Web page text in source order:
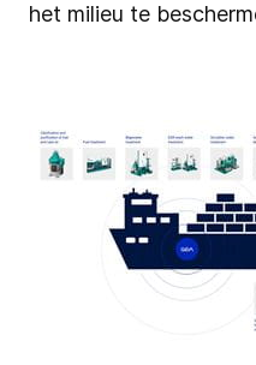
het milieu te